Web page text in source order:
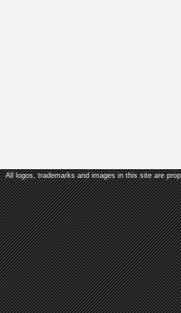
All logos, trademarks and images in this site are